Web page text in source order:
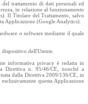
trattamento di dati personali ed
in relazione al funzionamento
Il Titolare del Trattamento, salvo
Applicazione (Google Analytics).
o software mediante il quale
dell'Utente.
informativa privacy è redatta in
Direttiva n. 95/46/CE, nonché a
dalla Direttiva 2009/136/CE, in
questa Applicazione